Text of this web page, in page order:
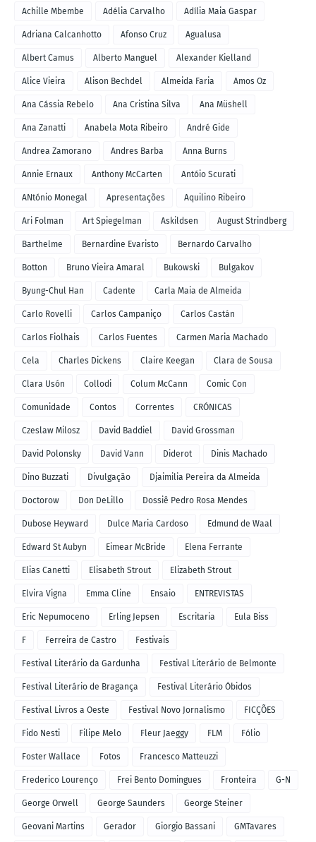
Achille Mbembe Adélia Carvalho Adília Maia Gaspar
Adriana Calcanhotto Afonso Cruz Agualusa
Albert Camus Alberto Manguel Alexander Kielland
Alice Vieira Alison Bechdel Almeida Faria Amos Oz
Ana Cássia Rebelo Ana Cristina Silva Ana Müshell
Ana Zanatti Anabela Mota Ribeiro André Gide
Andrea Zamorano Andres Barba Anna Burns
Annie Ernaux Anthony McCarten Antóio Scurati
ANtónio Monegal Apresentações Aquilino Ribeiro
Ari Folman Art Spiegelman Askildsen August Strindberg
Barthelme Bernardine Evaristo Bernardo Carvalho
Botton Bruno Vieira Amaral Bukowski Bulgakov
Byung-Chul Han Cadente Carla Maia de Almeida
Carlo Rovelli Carlos Campaniço Carlos Castán
Carlos Fiolhais Carlos Fuentes Carmen Maria Machado
Cela Charles Dickens Claire Keegan Clara de Sousa
Clara Usón Collodi Colum McCann Comic Con
Comunidade Contos Correntes CRÓNICAS
Czeslaw Milosz David Baddiel David Grossman
David Polonsky David Vann Diderot Dinis Machado
Dino Buzzati Divulgação Djaimilia Pereira da Almeida
Doctorow Don DeLillo Dossiê Pedro Rosa Mendes
Dubose Heyward Dulce Maria Cardoso Edmund de Waal
Edward St Aubyn Eimear McBride Elena Ferrante
Elias Canetti Elisabeth Strout Elizabeth Strout
Elvira Vigna Emma Cline Ensaio ENTREVISTAS
Eric Nepumoceno Erling Jepsen Escritaria Eula Biss
F Ferreira de Castro Festivais
Festival Literário da Gardunha Festival Literário de Belmonte
Festival Literário de Bragança Festival Literário Óbidos
Festival Livros a Oeste Festival Novo Jornalismo FICÇÕES
Fido Nesti Filipe Melo Fleur Jaeggy FLM Fólio
Foster Wallace Fotos Francesco Matteuzzi
Frederico Lourenço Frei Bento Domingues Fronteira G-N
George Orwell George Saunders George Steiner
Geovani Martins Gerador Giorgio Bassani GMTavares